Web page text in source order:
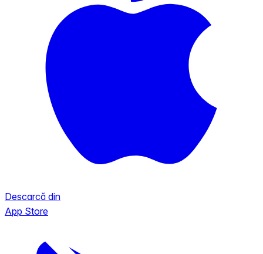
Descarcă din
App Store